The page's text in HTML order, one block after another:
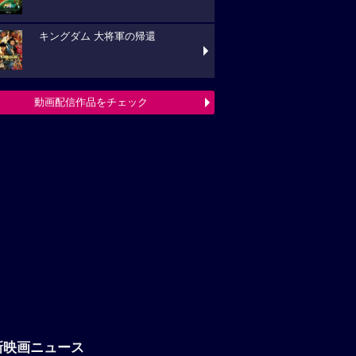
キングダム 大将軍の帰還
動画配信作品をチェック
映画ニュース